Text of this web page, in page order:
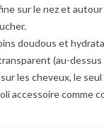
sur le nez et
doudous et
(au-dessus
les cheveux, le
accessoire comme